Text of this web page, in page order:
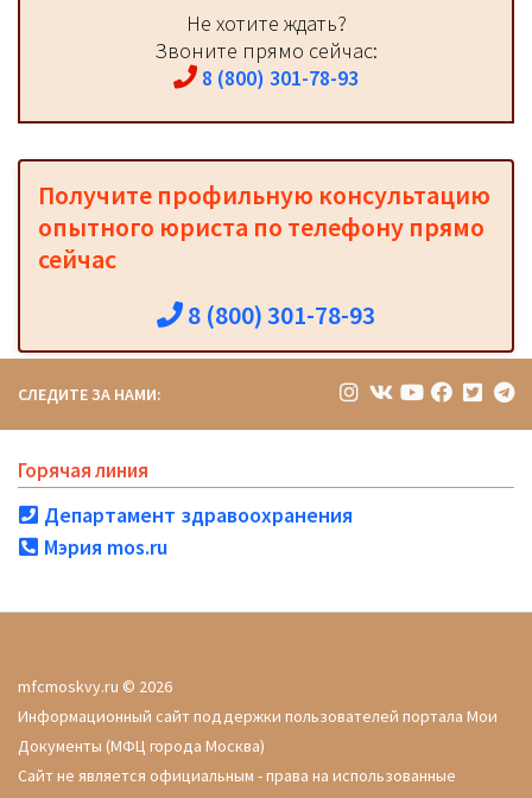
Не хотите ждать?
Звоните прямо сейчас:
8 (800) 301-78-93
Получите профильную консультацию
опытного юриста по телефону прямо
сейчас
8 (800) 301-78-93
СЛЕДИТЕ ЗА НАМИ:
Горячая линия
Департамент здравоохранения
Мэрия mos.ru
mfcmoskvy.ru © 2026
Информационный сайт поддержки пользователей портала Мои
Документы (МФЦ города Москва)
Сайт не является официальным - права на использованные